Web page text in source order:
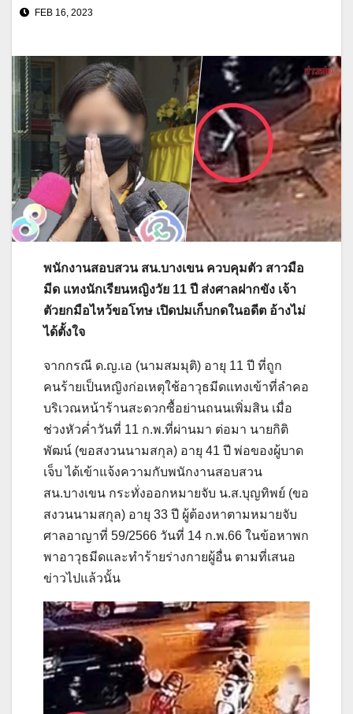
FEB 16, 2023
พนักงานสอบสวน สน.บางเขน ควบคุมตัว สาวมือ
มีด แทงนักเรียนหญิงวัย 11 ปี ส่งศาลฝากขัง เจ้า
ตัวยกมือไหว้ขอโทษ เปิดปมเก็บกดในอดีต อ้างไม่
ได้ตั้งใจ
จากกรณี ด.ญ.เอ (นามสมมุติ) อายุ 11 ปี ที่ถูก
คนร้ายเป็นหญิงก่อเหตุใช้อาวุธมีดแทงเข้าที่ลำคอ
บริเวณหน้าร้านสะดวกซื้อย่านถนนเพิ่มสิน เมื่อ
ช่วงหัวค่ำวันที่ 11 ก.พ.ที่ผ่านมา ต่อมา นายกิติ
พัฒน์ (ขอสงวนนามสกุล) อายุ 41 ปี พ่อของผู้บาด
เจ็บ ได้เข้าแจ้งความกับพนักงานสอบสวน
สน.บางเขน กระทั่งออกหมายจับ น.ส.บุญทิพย์ (ขอ
สงวนนามสกุล) อายุ 33 ปี ผู้ต้องหาตามหมายจับ
ศาลอาญาที่ 59/2566 วันที่ 14 ก.พ.66 ในข้อหาพก
พาอาวุธมีดและทำร้ายร่างกายผู้อื่น ตามที่เสนอ
ข่าวไปแล้วนั้น